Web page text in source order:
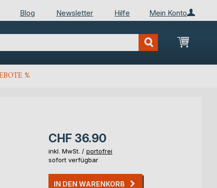
Mein Konto
Blog Newsletter Hilfe
Mein
%
CHF 36.90
inkl. MwSt. / portofrei
sofort verfügbar
IN DEN WARENKORB